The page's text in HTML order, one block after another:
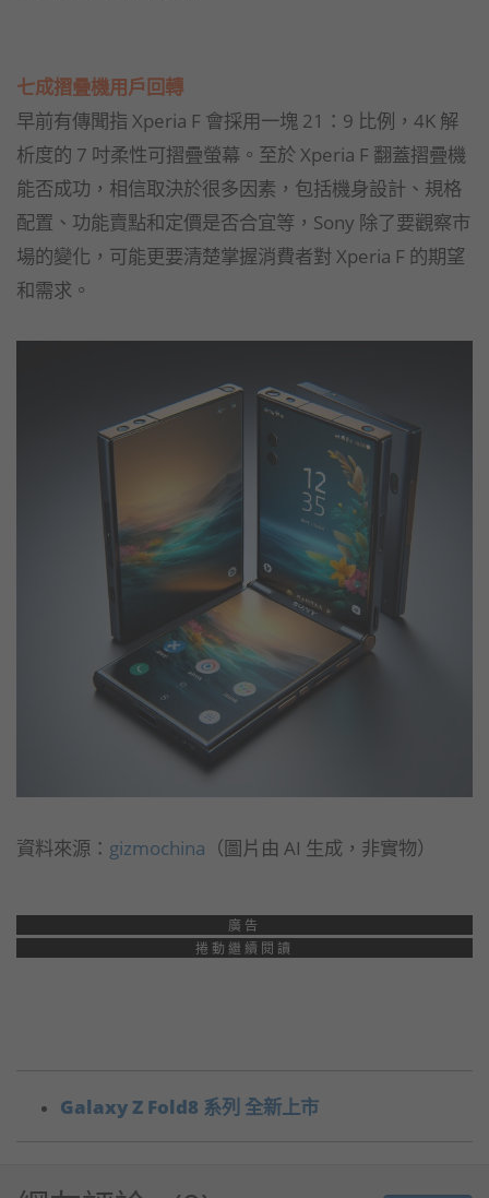
七成摺疊機用戶回轉
早前有傳聞指 Xperia F 會採用一塊 21：9 比例，4K 解
析度的 7 吋柔性可摺疊螢幕。至於 Xperia F 翻蓋摺疊機
能否成功，相信取決於很多因素，包括機身設計、規格
配置、功能賣點和定價是否合宜等，Sony 除了要觀察市
場的變化，可能更要清楚掌握消費者對 Xperia F 的期望
和需求。
資料來源： gizmochina （圖片由 AI 生成，非實物）
廣告
捲動繼續閱讀
Galaxy Z Fold8 系列 全新上市